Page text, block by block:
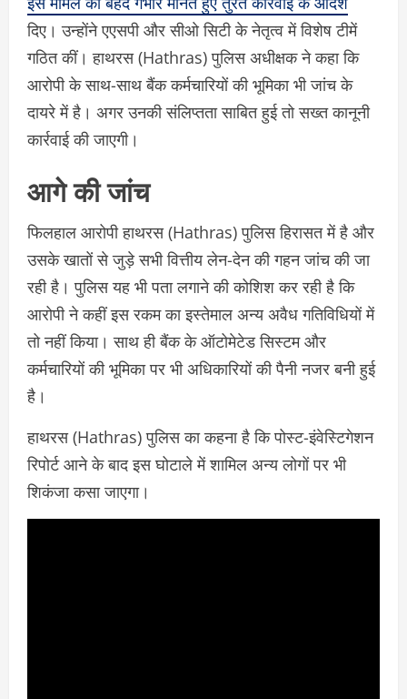
दिए। उन्होंने एएसपी और सीओ सिटी के नेतृत्व में विशेष टीमें
गठित कीं। हाथरस (Hathras) पुलिस अधीक्षक ने कहा कि
आरोपी के साथ-साथ बैंक कर्मचारियों की भूमिका भी जांच के
दायरे में है। अगर उनकी संलिप्तता साबित हुई तो सख्त कानूनी
कार्रवाई की जाएगी।
आगे की जांच
फिलहाल आरोपी हाथरस (Hathras) पुलिस हिरासत में है और
उसके खातों से जुड़े सभी वित्तीय लेन-देन की गहन जांच की जा
रही है। पुलिस यह भी पता लगाने की कोशिश कर रही है कि
आरोपी ने कहीं इस रकम का इस्तेमाल अन्य अवैध गतिविधियों में
तो नहीं किया। साथ ही बैंक के ऑटोमेटेड सिस्टम और
कर्मचारियों की भूमिका पर भी अधिकारियों की पैनी नजर बनी हुई
है।
हाथरस (Hathras) पुलिस का कहना है कि पोस्ट-इंवेस्टिगेशन
रिपोर्ट आने के बाद इस घोटाले में शामिल अन्य लोगों पर भी
शिकंजा कसा जाएगा।